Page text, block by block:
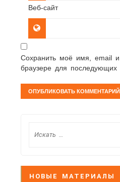
Веб-сайт
Сохранить моё имя, email
браузере для последующих
НОВЫЕ МАТЕРИАЛЫ